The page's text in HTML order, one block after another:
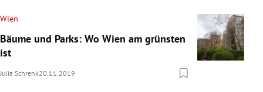
Wien
Bäume und Parks: Wo Wien am grünsten
ist
Julia Schrenk20.11.2019